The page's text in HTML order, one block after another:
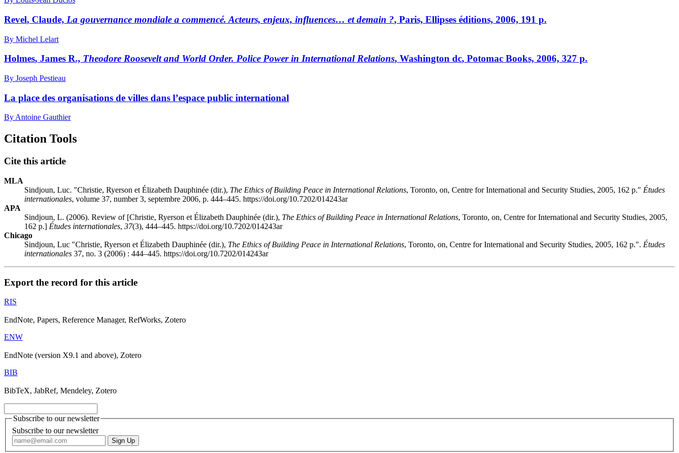
Revel, Claude, La gouvernance mondiale a commencé. Acteurs, enjeux, influences… et demain ?, Paris, Ellipses éditions, 2006, 191 p.
By Michel Lelart
Holmes, James R., Theodore Roosevelt and World Order. Police Power in International Relations, Washington dc, Potomac Books, 2006, 327 p.
By Joseph Pestieau
La place des organisations de villes dans l’espace public international
By Antoine Gauthier
Citation Tools
Cite this article
MLA
Sindjoun, Luc. "Christie, Ryerson et Élizabeth Dauphinée (dir.), The Ethics of Building Peace in International Relations, Toronto, on, Centre for International and Security Studies, 2005, 162 p." Études
internationales, volume 37, number 3, septembre 2006, p. 444–445. https://doi.org/10.7202/014243ar
APA
Sindjoun, L. (2006). Review of [Christie, Ryerson et Élizabeth Dauphinée (dir.), The Ethics of Building Peace in International Relations, Toronto, on, Centre for International and Security Studies, 2005,
162 p.] Études internationales, 37(3), 444–445. https://doi.org/10.7202/014243ar
Chicago
Sindjoun, Luc "Christie, Ryerson et Élizabeth Dauphinée (dir.), The Ethics of Building Peace in International Relations, Toronto, on, Centre for International and Security Studies, 2005, 162 p.". Études
internationales 37, no. 3 (2006) : 444–445. https://doi.org/10.7202/014243ar
Export the record for this article
RIS
EndNote, Papers, Reference Manager, RefWorks, Zotero
ENW
EndNote (version X9.1 and above), Zotero
BIB
BibTeX, JabRef, Mendeley, Zotero
Subscribe to our newsletter
Subscribe to our newsletter